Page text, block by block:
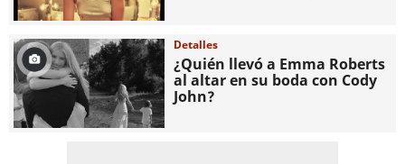
Detalles
¿Quién llevó a Emma Roberts
al altar en su boda con Cody
John?